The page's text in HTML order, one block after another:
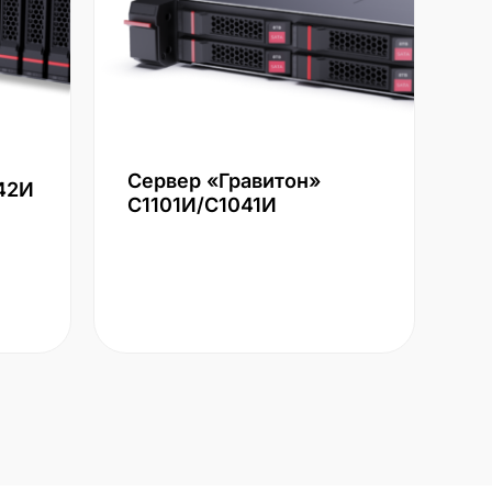
Сервер «Гравитон»
С1101И/С1041И